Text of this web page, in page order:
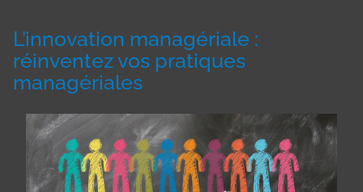
L’innovation managériale :
réinventez vos pratiques
managériales